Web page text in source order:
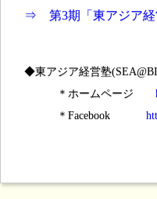
⇒ 第3期「東アジア経
◆東アジア経営塾
＊ホームページ
＊Facebook